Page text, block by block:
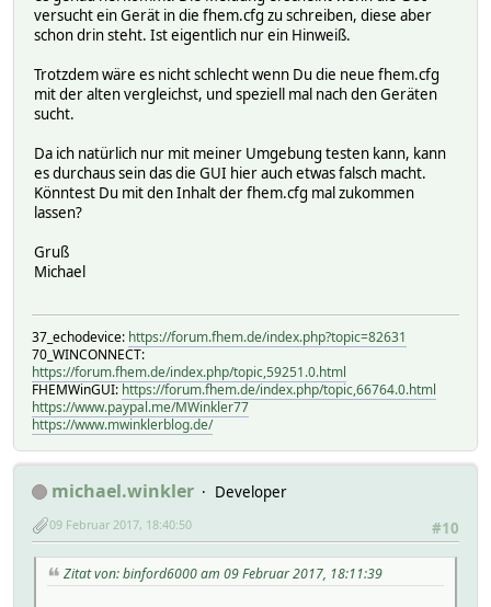
versucht ein Gerät in die fhem.cfg zu schreiben, diese aber
schon drin steht. Ist eigentlich nur ein Hinweiß.
Trotzdem wäre es nicht schlecht wenn Du die neue fhem.cfg
mit der alten vergleichst, und speziell mal nach den Geräten
sucht.
Da ich natürlich nur mit meiner Umgebung testen kann, kann
es durchaus sein das die GUI hier auch etwas falsch macht.
Könntest Du mit den Inhalt der fhem.cfg mal zukommen
lassen?
Gruß
Michael
37_echodevice: https://forum.fhem.de/index.php?topic=82631
70_WINCONNECT:
https://forum.fhem.de/index.php/topic,59251.0.html
FHEMWinGUI: https://forum.fhem.de/index.php/topic,66764.0.html
https://www.paypal.me/MWinkler77
https://www.mwinklerblog.de/
michael.winkler
Developer
#10
09 Februar 2017, 18:40:50
Zitat von: binford6000 am 09 Februar 2017, 18:11:39